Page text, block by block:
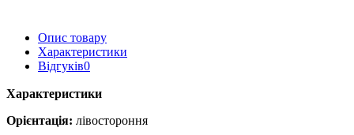
Опис товару
Характеристики
Відгуків0
Характеристики
Орієнтація: лівостороння